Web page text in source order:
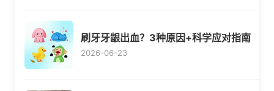
刷牙牙龈出血？3种原因+科学应对指南
2026-06-23